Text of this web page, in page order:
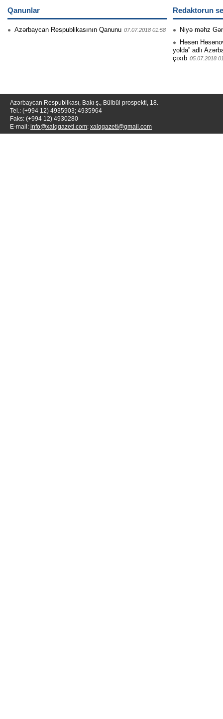
Qanunlar
Azərbaycan Respublikasının Qanunu 07.07.2018 01:58
Redaktorun
Niyə məhz
Həsən
yolda” adlı
çıxıb 05.07.2018
Azərbaycan Respublikası, Bakı ş., Bülbül prospekti, 18.
Tel.: (+994 12) 4935903; 4935964
Faks: (+994 12) 4930280
E-mail: info@xalqqazeti.com; xalqqazeti@gmail.com